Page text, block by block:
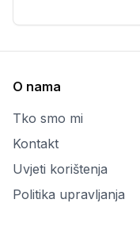
O nama
Tko smo mi
Kontakt
Uvjeti korištenja
Politika upravljanja